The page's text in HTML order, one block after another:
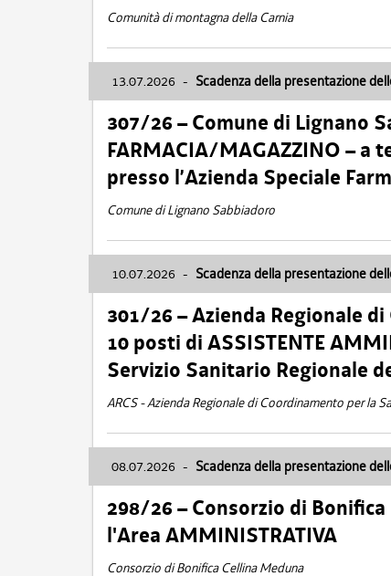
Comunità di montagna della Carnia
13.07.2026 - Scadenza della presentazione
307/26 – Comune di Lignano
FARMACIA/MAGAZZINO – a
presso l’Azienda Speciale
Comune di Lignano Sabbiadoro
10.07.2026 - Scadenza della presentazione
301/26 – Azienda Regionale
10 posti di ASSISTENTE
Servizio Sanitario Regionale
ARCS - Azienda Regionale di Coordinamento per la
08.07.2026 - Scadenza della presentazione
298/26 – Consorzio di Bonifica
l'Area AMMINISTRATIVA
Consorzio di Bonifica Cellina Meduna